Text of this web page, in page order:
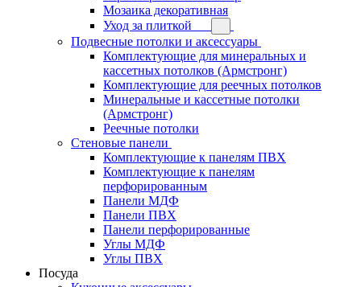
Мозаика декоративная
Уход за плиткой
Подвесные потолки и аксессуары
Комплектующие для минеральных и
кассетных потолков (Армстронг)
Комплектующие для реечных потолков
Минеральные и кассетные потолки
(Армстронг)
Реечные потолки
Стеновые панели
Комплектующие к панелям ПВХ
Комплектующие к панелям
перфорированным
Панели МДФ
Панели ПВХ
Панели перфорированные
Углы МДФ
Углы ПВХ
Посуда